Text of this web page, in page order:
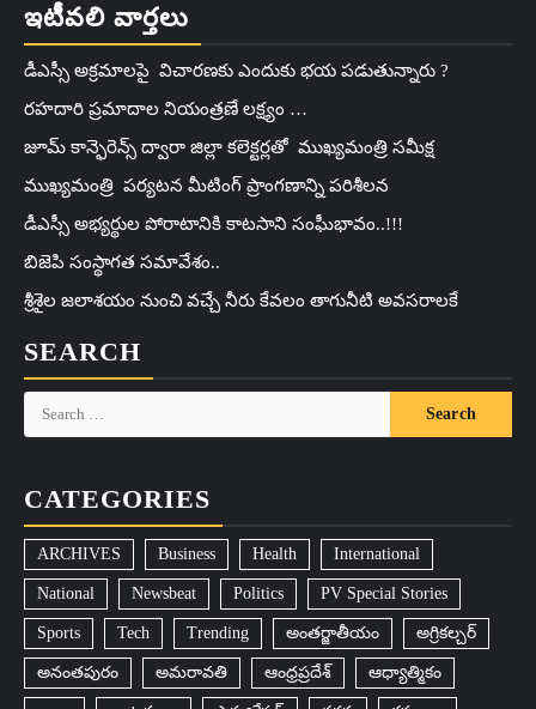
ఇటీవలి వార్తలు
డీఎస్సీ అక్రమాలపై విచారణకు ఎందుకు భయ పడుతున్నారు ?
రహదారి ప్రమాదాల నియంత్రణే లక్ష్యం …
జూమ్ కాన్ఫెరెన్స్ ద్వారా జిల్లా కలెక్టర్లతో ముఖ్యమంత్రి సమీక్ష
ముఖ్యమంత్రి పర్యటన మీటింగ్ ప్రాంగణాన్ని పరిశీలన
డీఎస్సీ అభ్యర్థుల పోరాటానికి కాటసాని సంఘీభావం..!!!
బిజెపి సంస్థాగత సమావేశం..
శ్రీశైల జలాశయం నుంచి వచ్చే నీరు కేవలం తాగునీటి అవసరాలకే
SEARCH
CATEGORIES
ARCHIVES Business Health International
National Newsbeat Politics PV Special Stories
Sports Tech Trending అంతర్జాతీయం అగ్రికల్చర్
అనంతపురం అమరావతి ఆంధ్రప్రదేశ్ ఆధ్యాత్మికం